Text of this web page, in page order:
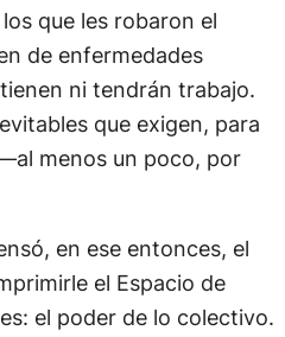
que les robaron el
de enfermedades
ni tendrán trabajo.
que exigen, para
menos un poco, por
en ese entonces, el
el Espacio de
el poder de lo colectivo.